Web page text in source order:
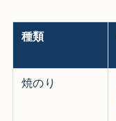
種類
焼のり